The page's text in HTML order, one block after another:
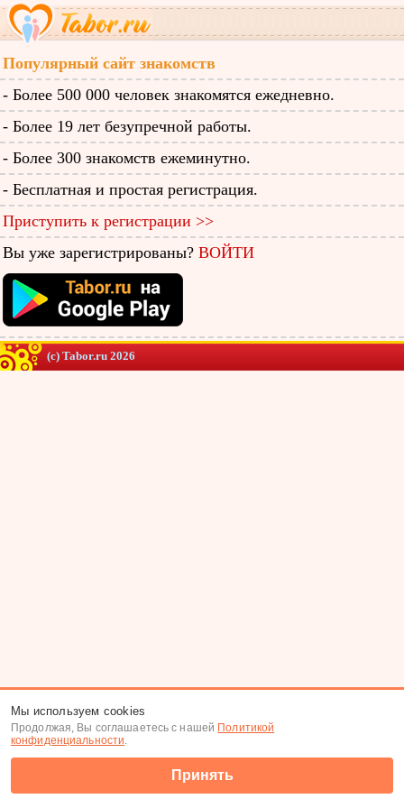
Популярный сайт знакомств
- Более 500 000 человек знакомятся ежедневно.
- Более 19 лет безупречной работы.
- Более 300 знакомств ежеминутно.
- Бесплатная и простая регистрация.
Приступить к регистрации >>
Вы уже зарегистрированы? ВОЙТИ
(c) Tabor.ru 2026
Мы используем cookies
Продолжая, Вы соглашаетесь с нашей Политикой
конфиденциальности.
Принять